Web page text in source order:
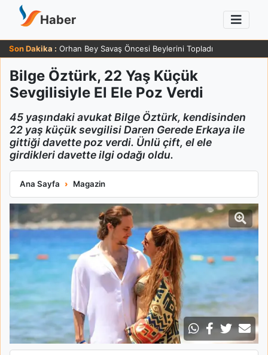
Haber
Son Dakika : Orhan Bey Savaş Öncesi Beylerini Topladı
Bilge Öztürk, 22 Yaş Küçük
Sevgilisiyle El Ele Poz Verdi
45 yaşındaki avukat Bilge Öztürk, kendisinden
22 yaş küçük sevgilisi Daren Gerede Erkaya ile
gittiği davette poz verdi. Ünlü çift, el ele
girdikleri davette ilgi odağı oldu.
Ana Sayfa Magazin
Bilge Öztürk, 22 Yaş Küçük Sevgilisiyle El Ele Poz Verdi